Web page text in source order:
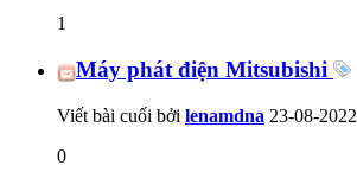
1
Máy phát điện Mitsubishi
Viết bài cuối bởi lenamdna 23-08-2022
0